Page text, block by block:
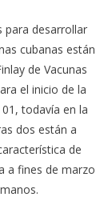
para desarrollar
cubanas están
de Vacunas
el inicio de la
todavía en la
dos están a
de
a fines de marzo